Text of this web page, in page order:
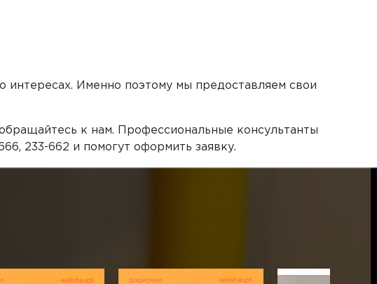
интересах. Именно поэтому мы предоставляем свои
к нам. Профессиональные консультанты
233-662 и помогут оформить заявку.